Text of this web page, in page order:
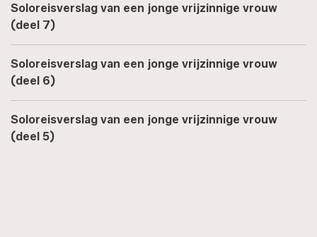
Soloreisverslag van een jonge vrijzinnige vrouw
(deel 7)
Soloreisverslag van een jonge vrijzinnige vrouw
(deel 6)
Soloreisverslag van een jonge vrijzinnige vrouw
(deel 5)